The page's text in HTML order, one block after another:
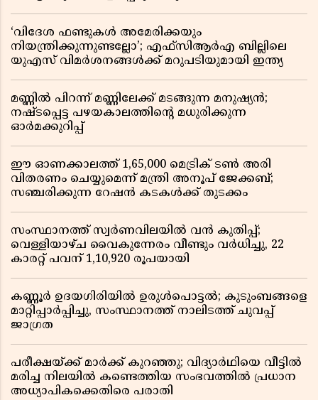
‘വിദേശ ഫണ്ടുകൾ അമേരിക്കയും
നിയന്ത്രിക്കുന്നുണ്ടല്ലോ’; എഫ്സിആർഎ ബില്ലിലെ
യുഎസ് വിമർശനങ്ങൾക്ക് മറുപടിയുമായി ഇന്ത്യ
മണ്ണിൽ പിറന്ന് മണ്ണിലേക്ക് മടങ്ങുന്ന മനുഷ്യൻ;
നഷ്ടപ്പെട്ട പഴയകാലത്തിൻ്റെ മധുരിക്കുന്ന
ഓർമക്കുറിപ്പ്
ഈ ഓണക്കാലത്ത് 1,65,000 മെട്രിക് ടൺ അരി
വിതരണം ചെയ്യുമെന്ന് മന്ത്രി അനൂപ് ജേക്കബ്;
സഞ്ചരിക്കുന്ന റേഷൻ കടകൾക്ക് തുടക്കം
സംസ്ഥാനത്ത് സ്വർണവിലയിൽ വൻ കുതിപ്പ്;
വെള്ളിയാഴ്ച വൈകുന്നേരം വീണ്ടും വർധിച്ചു, 22
കാരറ്റ് പവന് 1,10,920 രൂപയായി
കണ്ണൂർ ഉദയഗിരിയിൽ ഉരുൾപൊട്ടൽ; കുടുംബങ്ങളെ
മാറ്റിപ്പാർപ്പിച്ചു, സംസ്ഥാനത്ത് നാലിടത്ത് ചുവപ്പ്
ജാഗ്രത
പരീക്ഷയ്ക്ക് മാർക്ക് കുറഞ്ഞു; വിദ്യാർഥിയെ വീട്ടിൽ
മരിച്ച നിലയിൽ കണ്ടെത്തിയ സംഭവത്തിൽ പ്രധാന
അധ്യാപികക്കെതിരെ പരാതി